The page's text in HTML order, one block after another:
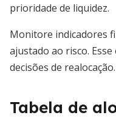
prioridade de liquidez.
Monitore indicadores
ajustado ao risco.
decisões de realocação.
Tabela de